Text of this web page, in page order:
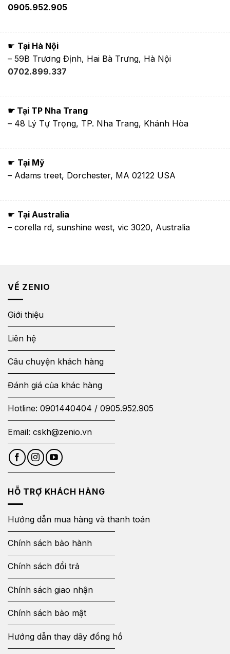
0905.952.905
☛ Tại Hà Nội
– 59B Trương Định, Hai Bà Trưng, Hà Nội
0702.899.337
☛ Tại TP Nha Trang
– 48 Lý Tự Trọng, TP. Nha Trang, Khánh Hòa
☛ Tại Mỹ
– Adams treet, Dorchester, MA 02122 USA
☛ Tại Australia
– corella rd, sunshine west, vic 3020, Australia
VỀ ZENIO
Giới thiệu
Liên hệ
Câu chuyện khách hàng
Đánh giá của khác hàng
Hotline: 0901440404 / 0905.952.905
Email: cskh@zenio.vn
HỖ TRỢ KHÁCH HÀNG
Hướng dẫn mua hàng và thanh toán
Chính sách bảo hành
Chính sách đổi trả
Chính sách giao nhận
Chính sách bảo mật
Hướng dẫn thay dây đồng hồ